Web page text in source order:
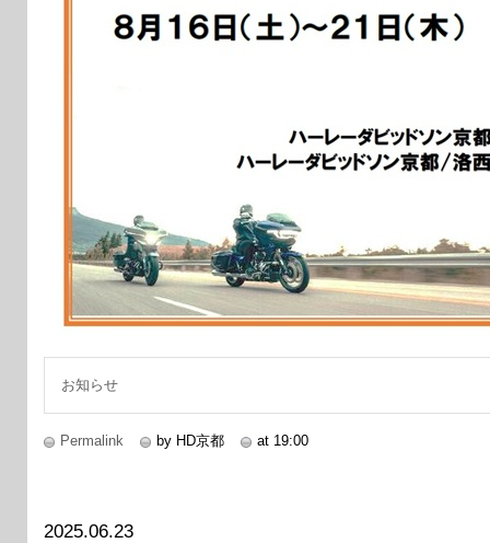
お知らせ
Permalink by HD京都 at 19:00
2025.06.23